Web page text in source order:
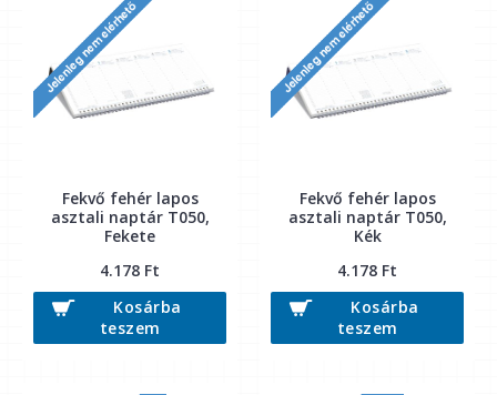
Fekvő fehér lapos
asztali naptár T050,
Fekete
4.178 Ft
Kosárba
teszem
Fekvő fehér lapos
asztali naptár T050,
Kék
4.178 Ft
Kosárba
teszem